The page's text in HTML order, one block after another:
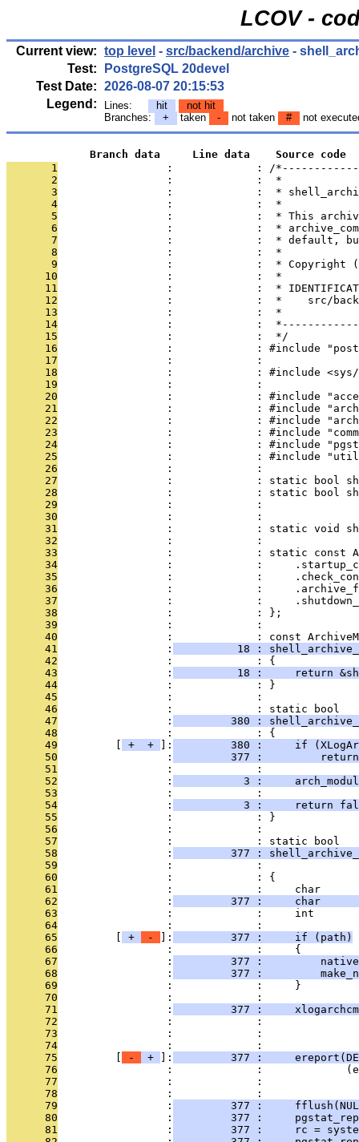
LCOV -
Current view: top level - src/backend/archive -
Test:
PostgreSQL 20devel
Test Date: 2026-08-07 20:15:53
Legend:
Lines: hit
not hit
Branches:
+ taken - not taken # not
             Branch data     Line data    Source code
       1
:             : /
       2
                 :             :  *
       3
:             :  *
       4
                 :             :  *
       5
:             :  * This
       6
:             :  *
       7
:             :  * default,
       8
                 :             :  *
       9
:             :  * Copyright
      10
                 :             :  *
      11
:             :  *
      12
:             :  *    src/
      13
                 :             :  *
      14
:             :
      15
                 :             :  */
      16
:             : #include
      17
                 :             :
      18
:             : #include
      19
                 :             :
      20
:             : #include
      21
:             : #include
      22
:             : #include
      23
:             : #include
      24
:             : #include
      25
:             : #include
      26
                 :             :
      27
:             : static bool
      28
:             : static bool
      29
:             :
      30
:             :
      31
:             : static void
      32
                 :             :
      33
:             : static const
      34
:             :
      35
:             :
      36
:             :
      37
:             :
      38
                 :             : };
      39
                 :             :
      40
:             : const
      41
                 :
18 :
      42
                 :             : {
      43
                 :
18 :     return
      44
                 :             : }
      45
                 :             :
      46
                 :             : static bool
      47
                 :
380 :
      48
                 :             : {
      49
+ + ]:
380 :     if
      50
                 :
377 :
      51
                 :             :
      52
                 :
3 :
      53
:             :
      54
                 :
3 :     return
      55
                 :             : }
      56
                 :             :
      57
                 :             : static bool
      58
                 :
377 :
      59
:             :
      60
                 :             : {
      61
:             :     char
      62
                 :
377 :     char
      63
:             :     int
      64
                 :             :
      65
+ - ]:
         377 :     if (path)
      66
                 :             :     {
      67
                 :
377 :
      68
                 :
377 :
      69
                 :             :     }
      70
                 :             :
      71
                 :
377 :
      72
:             :
      73
:             :
      74
                 :             :
      75
- + ]:
377 :
      76
:             :
      77
:             :
      78
                 :             :
      79
                 :
377 :
      80
                 :
377 :
      81
                 :
377 :     rc =